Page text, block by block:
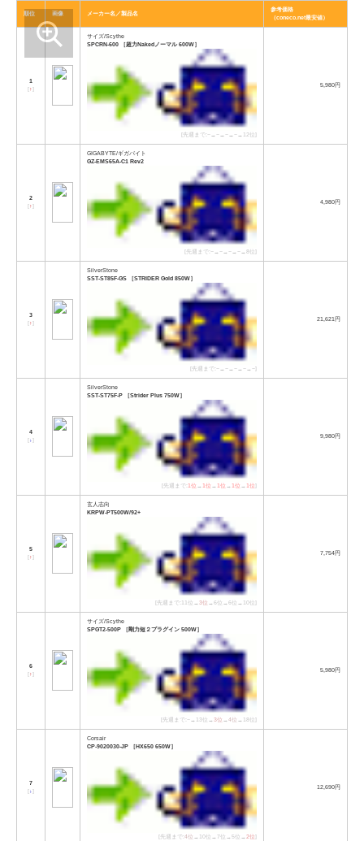
順位 画像 メーカー名／製品名
参考価格
（coneco.net最安値）
1
[↑]
サイズ/Scythe
SPCRN-600 ［超力Nakedノーマル 600W］
[先週まで:−→−→−→−→12位]
5,980円
2
[↑]
GIGABYTE/ギガバイト
GZ-EMS65A-C1 Rev2
[先週まで:−→−→−→−→8位]
4,980円
3
[↑]
SilverStone
SST-ST85F-GS ［STRIDER Gold 850W］
[先週まで:−→−→−→−→−]
21,621円
4
[↓]
SilverStone
SST-ST75F-P ［Strider Plus 750W］
[先週まで:1位 →1位 →1位 →1位 →1位]
9,980円
5
[↑]
玄人志向
KRPW-PT500W/92+
[先週まで:11位→3位 →6位→6位→10位]
7,754円
6
[↑]
サイズ/Scythe
SPGT2-500P ［剛力短２プラグイン 500W］
[先週まで:−→13位→3位 →4位 →18位]
5,980円
7
[↓]
Corsair
CP-9020030-JP ［HX650 650W］
[先週まで:4位 →10位→7位→5位→2位]
12,690円